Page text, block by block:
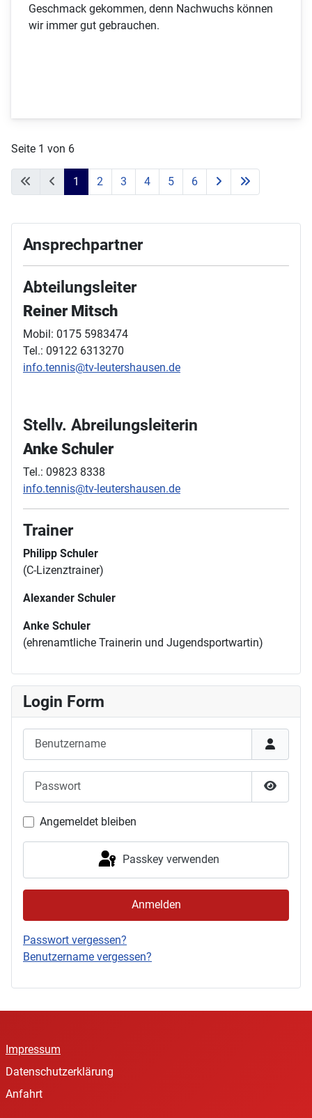
Geschmack gekommen, denn Nachwuchs können
wir immer gut gebrauchen.
Seite 1 von 6
1 2 3 4 5 6
Ansprechpartner
Abteilungsleiter
Reiner Mitsch
Mobil: 0175 5983474
Tel.: 09122 6313270
info.tennis@tv-leutershausen.de
Stellv. Abreilungsleiterin
Anke Schuler
Tel.: 09823 8338
info.tennis@tv-leutershausen.de
Trainer
Philipp Schuler
(C-Lizenztrainer)
Alexander Schuler
Anke Schuler
(ehrenamtliche Trainerin und Jugendsportwartin)
Login Form
Angemeldet bleiben
Passkey verwenden
Anmelden
Passwort vergessen?
Benutzername vergessen?
Impressum
Datenschutzerklärung
Anfahrt